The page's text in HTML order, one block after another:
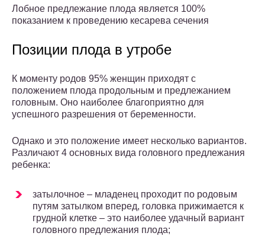
Лобное предлежание плода является 100%
показанием к проведению кесарева сечения
Позиции плода в утробе
К моменту родов 95% женщин приходят с
положением плода продольным и предлежанием
головным. Оно наиболее благоприятно для
успешного разрешения от беременности.
Однако и это положение имеет несколько вариантов.
Различают 4 основных вида головного предлежания
ребенка:
затылочное – младенец проходит по родовым
путям затылком вперед, головка прижимается к
грудной клетке – это наиболее удачный вариант
головного предлежания плода;